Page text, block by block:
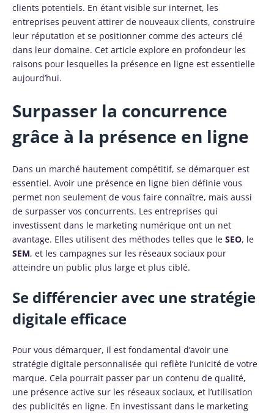
clients potentiels. En étant visible sur internet, les
entreprises peuvent attirer de nouveaux clients, construire
leur réputation et se positionner comme des acteurs clé
dans leur domaine. Cet article explore en profondeur les
raisons pour lesquelles la présence en ligne est essentielle
aujourd’hui.
Surpasser la concurrence
grâce à la présence en ligne
Dans un marché hautement compétitif, se démarquer est
essentiel. Avoir une présence en ligne bien définie vous
permet non seulement de vous faire connaître, mais aussi
de surpasser vos concurrents. Les entreprises qui
investissent dans le marketing numérique ont un net
avantage. Elles utilisent des méthodes telles que le SEO, le
SEM, et les campagnes sur les réseaux sociaux pour
atteindre un public plus large et plus ciblé.
Se différencier avec une stratégie
digitale efficace
Pour vous démarquer, il est fondamental d’avoir une
stratégie digitale personnalisée qui reflète l’unicité de votre
marque. Cela pourrait passer par un contenu de qualité,
une présence active sur les réseaux sociaux, et l’utilisation
des publicités en ligne. En investissant dans le marketing